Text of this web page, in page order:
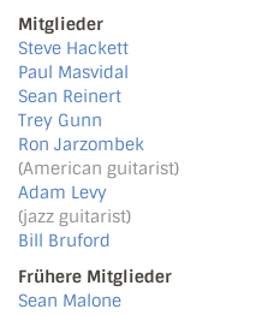
Mitglieder
Steve Hackett
Paul Masvidal
Sean Reinert
Trey Gunn
Ron Jarzombek
(American guitarist)
Adam Levy
(jazz guitarist)
Bill Bruford
Frühere Mitglieder
Sean Malone